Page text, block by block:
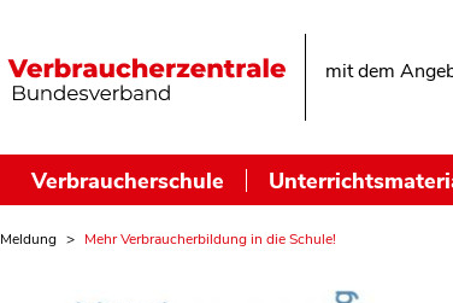
mit dem
Verbraucherschule
Meldung Mehr Verbraucherbildung in die Schule!